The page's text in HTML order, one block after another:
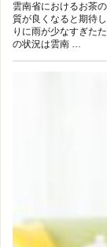
雲南省におけるお茶
質が良くなると期待
りに雨が少なすぎた
の状況は雲南 …